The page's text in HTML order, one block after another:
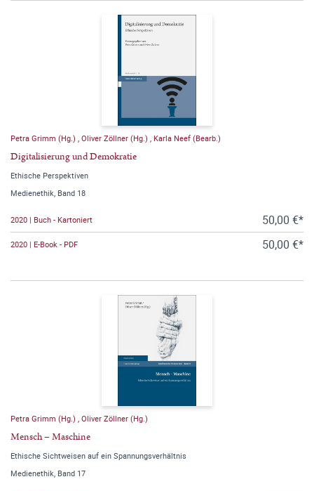
Petra Grimm (Hg.) Oliver Zöllner (Hg.) Karla Neef (Bearb.)
Digitalisierung und Demokratie
Ethische Perspektiven
Medienethik, Band 18
2020 | Buch - Kartoniert 50,00 €*
2020 | E-Book - PDF 50,00 €*
Petra Grimm (Hg.) Oliver Zöllner (Hg.)
Mensch – Maschine
Ethische Sichtweisen auf ein Spannungsverhältnis
Medienethik, Band 17